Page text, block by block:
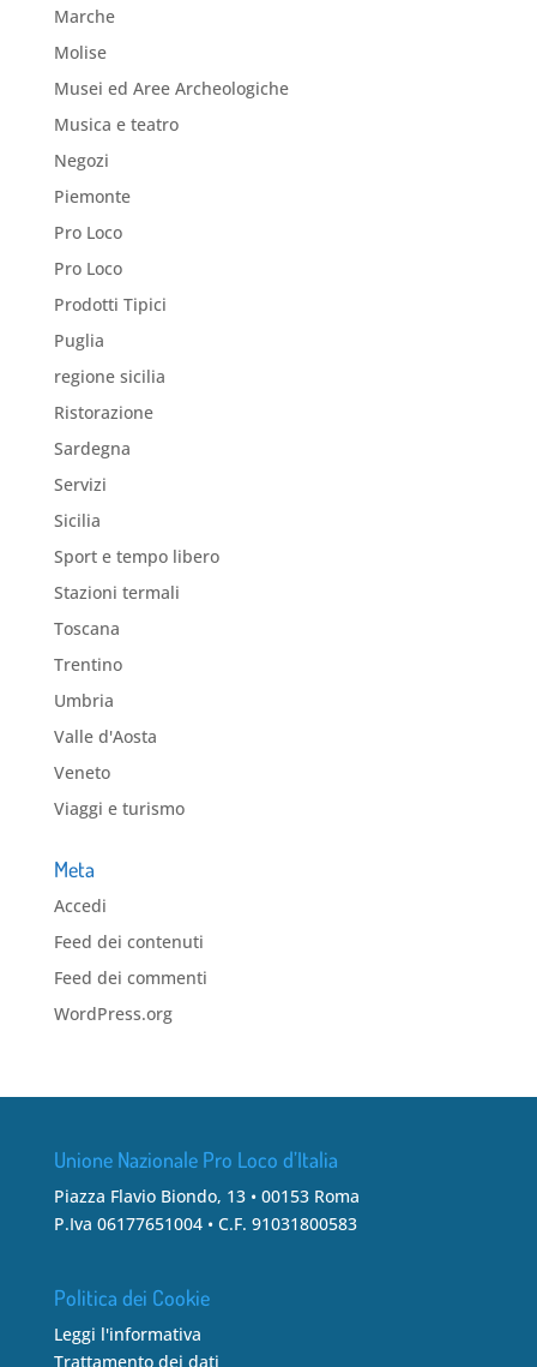
Marche
Molise
Musei ed Aree Archeologiche
Musica e teatro
Negozi
Piemonte
Pro Loco
Pro Loco
Prodotti Tipici
Puglia
regione sicilia
Ristorazione
Sardegna
Servizi
Sicilia
Sport e tempo libero
Stazioni termali
Toscana
Trentino
Umbria
Valle d'Aosta
Veneto
Viaggi e turismo
Meta
Accedi
Feed dei contenuti
Feed dei commenti
WordPress.org
Unione Nazionale Pro Loco d’Italia
Piazza Flavio Biondo, 13 • 00153 Roma
P.Iva 06177651004 • C.F. 91031800583
Politica dei Cookie
Leggi l'informativa
Trattamento dei dati